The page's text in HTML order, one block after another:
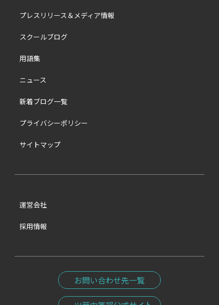
プレスリリース＆メディア情報
スクールブログ
用語集
ニュース
新着ブログ一覧
プライバシーポリシー
サイトマップ
運営会社
採用情報
お問い合わせ先一覧